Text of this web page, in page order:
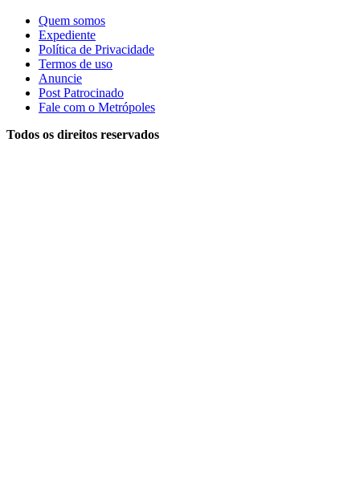
Quem somos
Expediente
Política de Privacidade
Termos de uso
Anuncie
Post Patrocinado
Fale com o Metrópoles
Todos os direitos reservados